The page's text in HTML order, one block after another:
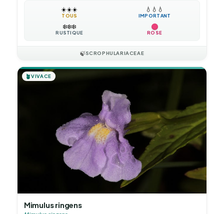
☀️☀️☀️
TOUS
💧 💧 💧
IMPORTANT
❄️❄️❄️
RUSTIQUE ROSE
🍃SCROPHULARIACEAE
🪴VIVACE
Mimulus ringens